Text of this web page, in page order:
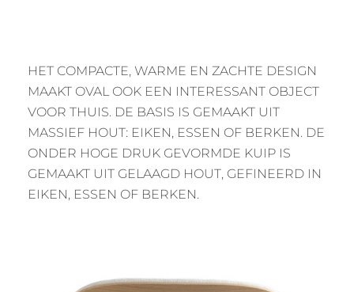
HET COMPACTE, WARME EN ZACHTE DESIGN
MAAKT OVAL OOK EEN INTERESSANT OBJECT
VOOR THUIS. DE BASIS IS GEMAAKT UIT
MASSIEF HOUT: EIKEN, ESSEN OF BERKEN. DE
ONDER HOGE DRUK GEVORMDE KUIP IS
GEMAAKT UIT GELAAGD HOUT, GEFINEERD IN
EIKEN, ESSEN OF BERKEN.